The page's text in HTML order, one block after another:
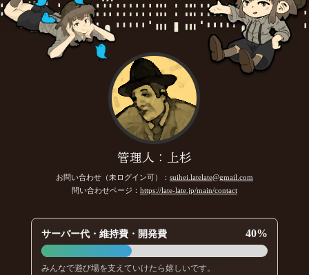
管理人：上杉
お問い合わせ（未ログイン可）： suihei.latelate@gmail.com
問い合わせページ： https://late-late.jp/main/contact
サーバー代・維持費・開発費 40%
みんなで遊び場を支えていけたら嬉しいです。